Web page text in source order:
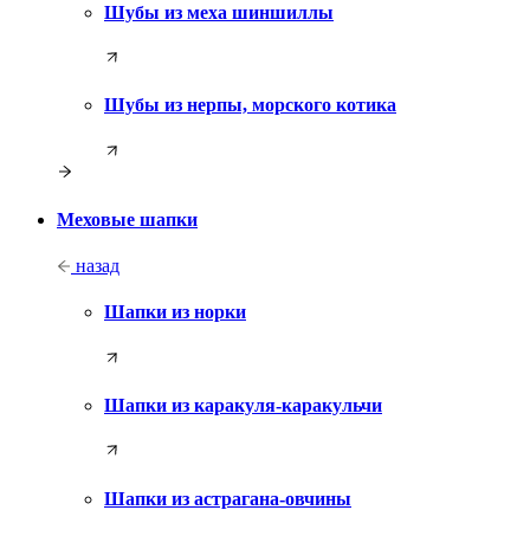
Шубы из меха шиншиллы
Шубы из нерпы, морского котика
Меховые шапки
назад
Шапки из норки
Шапки из каракуля-каракульчи
Шапки из астрагана-овчины